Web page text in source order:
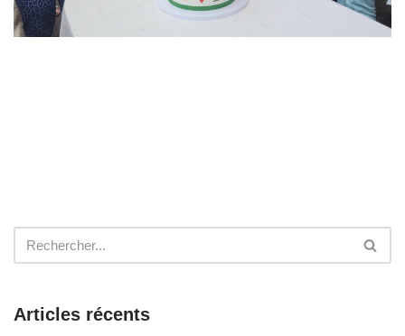
Articles récents